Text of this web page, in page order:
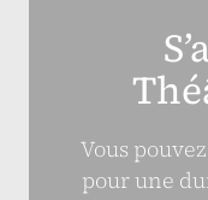
Vous
pour une